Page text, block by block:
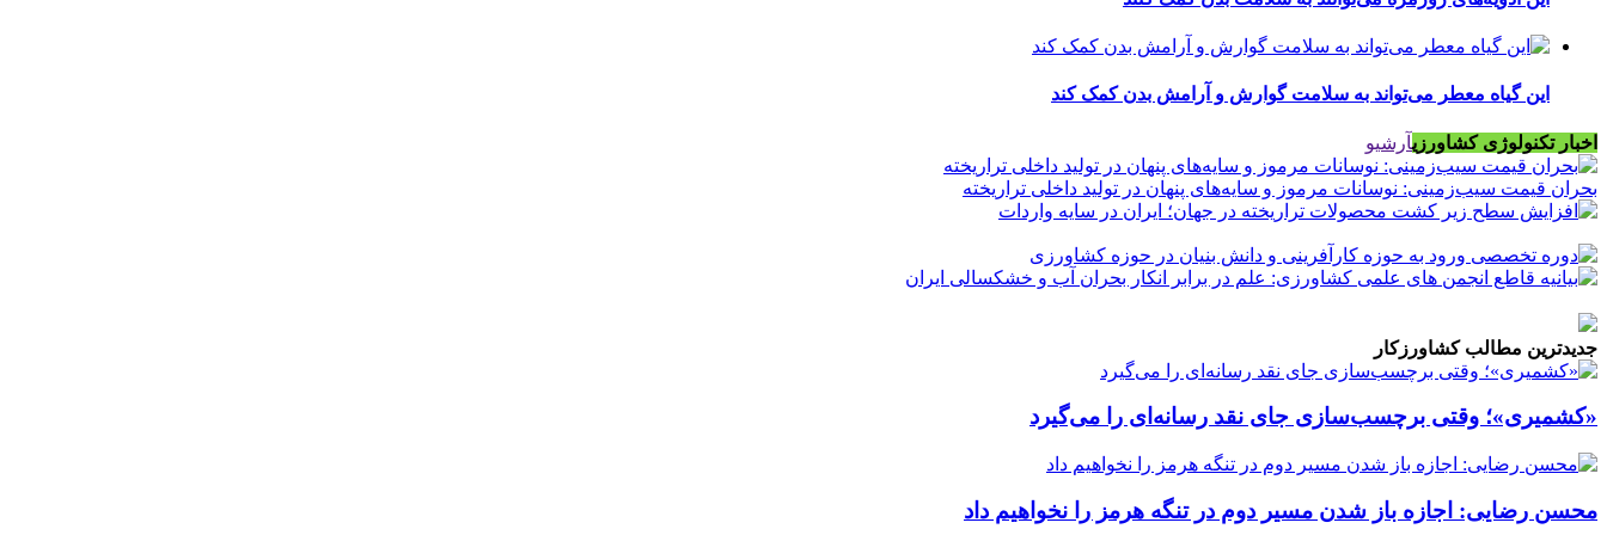
این گیاه معطر می‌تواند به سلامت گوارش و آرامش بدن کمک کند
اخبار تکنولوژی کشاورزیآرشیو
بحران قیمت سیب‌زمینی: نوسانات مرموز و سایه‌های پنهان در تولید داخلی تراریخته
جدیدترین مطالب کشاورزکار
«کشمیری»؛ وقتی برچسب‌سازی جای نقد رسانه‌ای را می‌گیرد
محسن رضایی: اجازه باز شدن مسیر دوم در تنگه هرمز را نخواهیم داد